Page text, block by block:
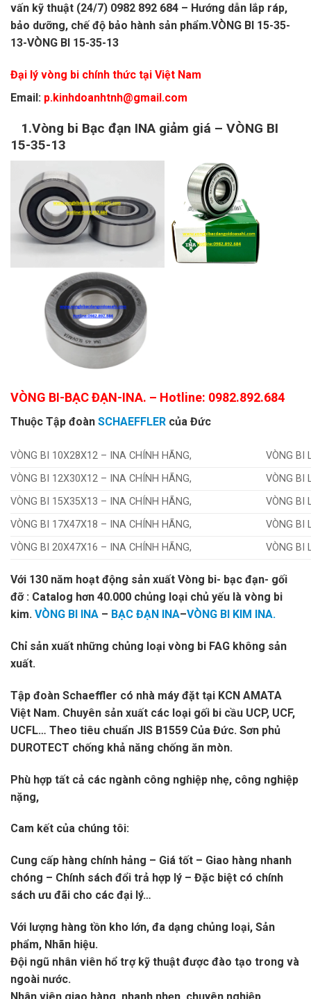
vấn kỹ thuật (24/7) 0982 892 684 – Hướng dẫn lắp ráp,
bảo dưỡng, chế độ bảo hành sản phẩm.VÒNG BI 15-35-
13-VÒNG BI 15-35-13
Đại lý vòng bi chính thức tại Việt Nam
Email: p.kinhdoanhtnh@gmail.com
1.Vòng bi Bạc đạn INA giảm giá – VÒNG BI
15-35-13
VÒNG BI-BẠC ĐẠN-INA. – Hotline: 0982.892.684
Thuộc Tập đoàn SCHAEFFLER của Đức
VÒNG BI 10X28X12 – INA CHÍNH HÃNG,
VÒNG BI
VÒNG BI 12X30X12 – INA CHÍNH HÃNG,
VÒNG BI
VÒNG BI 15X35X13 – INA CHÍNH HÃNG,
VÒNG BI
VÒNG BI 17X47X18 – INA CHÍNH HÃNG,
VÒNG BI
VÒNG BI 20X47X16 – INA CHÍNH HÃNG,
VÒNG BI
Với 130 năm hoạt động sản xuất Vòng bi- bạc đạn- gối
đỡ : Catalog hơn 40.000 chủng loại chủ yếu là vòng bi
kim. VÒNG BI INA – BẠC ĐẠN INA–VÒNG BI KIM INA.
Chỉ sản xuất những chủng loại vòng bi FAG không sản
xuất.
Tập đoàn Schaeffler có nhà máy đặt tại KCN AMATA
Việt Nam. Chuyên sản xuất các loại gối bi cầu UCP, UCF,
UCFL… Theo tiêu chuẩn JIS B1559 Của Đức. Sơn phủ
DUROTECT chống khả năng chống ăn mòn.
Phù hợp tất cả các ngành công nghiệp nhẹ, công nghiệp
nặng,
Cam kết của chúng tôi:
Cung cấp hàng chính hảng – Giá tốt – Giao hàng nhanh
chóng – Chính sách đổi trả hợp lý – Đặc biệt có chính
sách ưu đãi cho các đại lý…
Với lượng hàng tồn kho lớn, đa dạng chủng loại, Sản
phẩm, Nhãn hiệu.
Đội ngũ nhân viên hổ trợ kỹ thuật được đào tạo trong và
ngoài nước.